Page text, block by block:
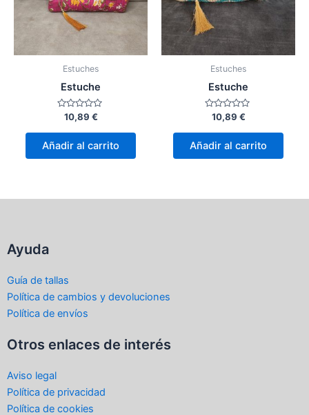
Estuches
Estuche
Valorado
con
0
de
5
10,89 €
Añadir al carrito
Estuches
Estuche
Valorado
con
0
de
5
10,89 €
Añadir al carrito
Ayuda
Guía de tallas
Política de cambios y devoluciones
Política de envíos
Otros enlaces de interés
Aviso legal
Política de privacidad
Política de cookies